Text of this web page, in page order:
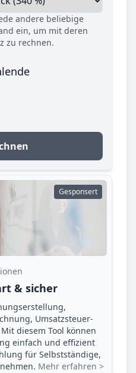
andere beliebige
ein, um mit deren
zu rechnen.
Gesponsert
& sicher
Umsatzsteuer­
diesem Tool können
einfach und effizient
für Selbstständige,
Mehr erfahren >